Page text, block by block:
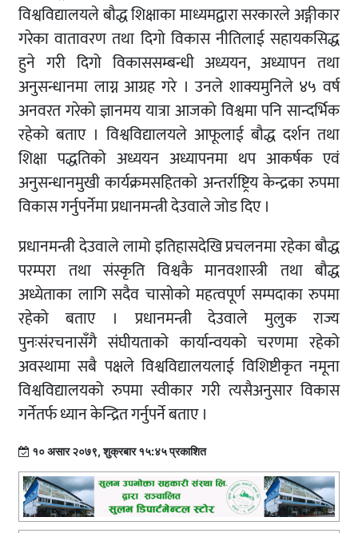
विश्वविद्यालयले बौद्ध शिक्षाका माध्यमद्वारा सरकारले अङ्गीकार
गरेका वातावरण तथा दिगो विकास नीतिलाई सहायकसिद्ध
हुने गरी दिगो विकाससम्बन्धी अध्ययन, अध्यापन तथा
अनुसन्धानमा लाग्न आग्रह गरे । उनले शाक्यमुनिले ४५ वर्ष
अनवरत गरेको ज्ञानमय यात्रा आजको विश्वमा पनि सान्दर्भिक
रहेको बताए । विश्वविद्यालयले आफूलाई बौद्ध दर्शन तथा
शिक्षा पद्धतिको अध्ययन अध्यापनमा थप आकर्षक एवं
अनुसन्धानमुखी कार्यक्रमसहितको अन्तर्राष्ट्रिय केन्द्रका रुपमा
विकास गर्नुपर्नेमा प्रधानमन्त्री देउवाले जोड दिए ।
प्रधानमन्त्री देउवाले लामो इतिहासदेखि प्रचलनमा रहेका बौद्ध
परम्परा तथा संस्कृति विश्वकै मानवशास्त्री तथा बौद्ध
अध्येताका लागि सदैव चासोको महत्वपूर्ण सम्पदाका रुपमा
रहेको बताए । प्रधानमन्त्री देउवाले मुलुक राज्य
पुनःसंरचनासँगै संघीयताको कार्यान्वयको चरणमा रहेको
अवस्थामा सबै पक्षले विश्वविद्यालयलाई विशिष्टीकृत नमूना
विश्वविद्यालयको रुपमा स्वीकार गरी त्यसैअनुसार विकास
गर्नेतर्फ ध्यान केन्द्रित गर्नुपर्ने बताए ।
१० असार २०७९, शुक्रबार १५:४५ प्रकाशित